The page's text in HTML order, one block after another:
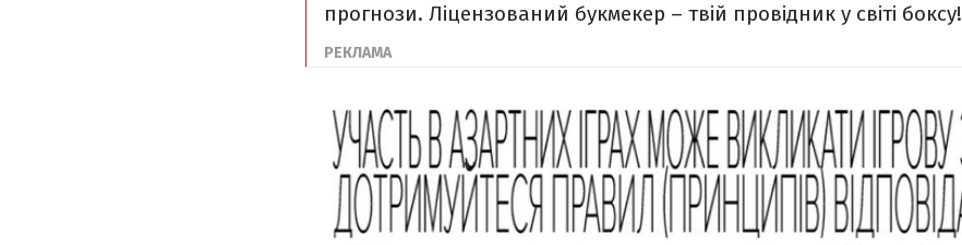
прогнози. Ліцензований букмекер – твій провідник у світі боксу!